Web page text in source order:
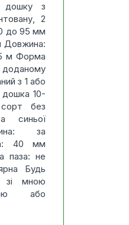
дошку з
2
до 95 мм
Довжина:
м Форма
доданому
з 1 або
дошка 10-
сорт без
синьої
за
40 мм
паза: не
Будь
зі мною
або